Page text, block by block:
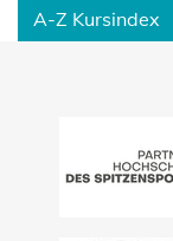
A-Z Kursindex